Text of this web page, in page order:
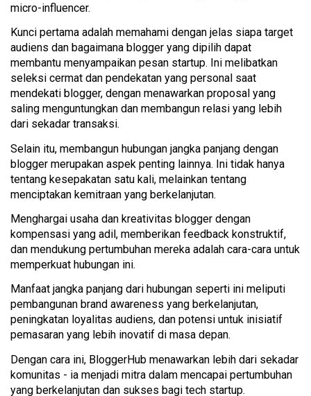
micro-influencer.
Kunci pertama adalah memahami dengan jelas siapa target
audiens dan bagaimana blogger yang dipilih dapat
membantu menyampaikan pesan startup. Ini melibatkan
seleksi cermat dan pendekatan yang personal saat
mendekati blogger, dengan menawarkan proposal yang
saling menguntungkan dan membangun relasi yang lebih
dari sekadar transaksi.
Selain itu, membangun hubungan jangka panjang dengan
blogger merupakan aspek penting lainnya. Ini tidak hanya
tentang kesepakatan satu kali, melainkan tentang
menciptakan kemitraan yang berkelanjutan.
Menghargai usaha dan kreativitas blogger dengan
kompensasi yang adil, memberikan feedback konstruktif,
dan mendukung pertumbuhan mereka adalah cara-cara untuk
memperkuat hubungan ini.
Manfaat jangka panjang dari hubungan seperti ini meliputi
pembangunan brand awareness yang berkelanjutan,
peningkatan loyalitas audiens, dan potensi untuk inisiatif
pemasaran yang lebih inovatif di masa depan.
Dengan cara ini, BloggerHub menawarkan lebih dari sekadar
komunitas - ia menjadi mitra dalam mencapai pertumbuhan
yang berkelanjutan dan sukses bagi tech startup.